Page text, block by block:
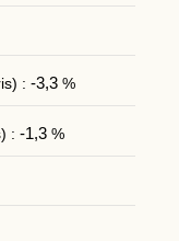
: -3,3%
: -1,3%